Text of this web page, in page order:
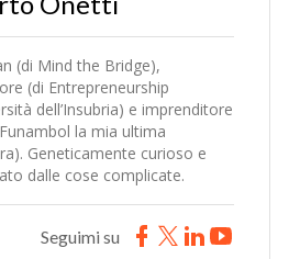
(di Mind the Bridge),
(di Entrepreneurship
dell’Insubria) e imprenditore
la mia ultima
Geneticamente curioso e
dalle cose complicate.
Seguimi su